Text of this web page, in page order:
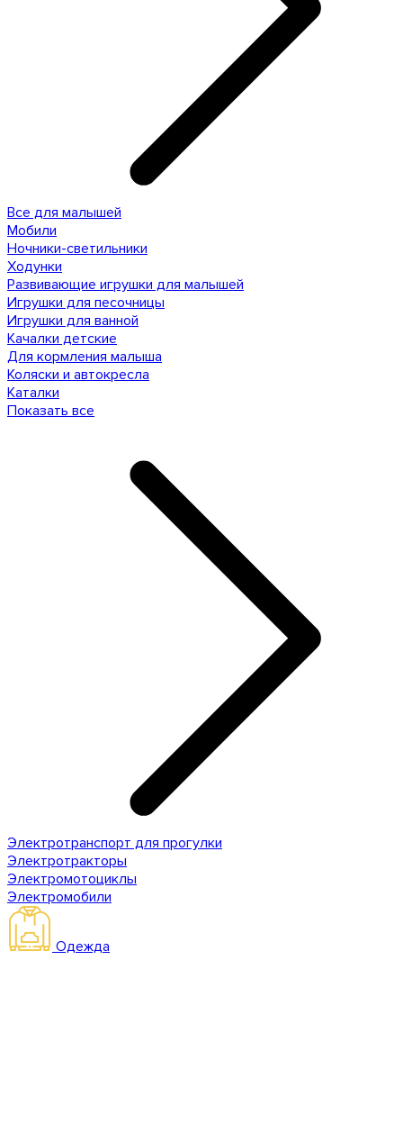
Все для малышей
Мобили
Ночники-светильники
Ходунки
Развивающие игрушки для малышей
Игрушки для песочницы
Игрушки для ванной
Качалки детские
Для кормления малыша
Коляски и автокресла
Каталки
Показать все
Электротранспорт для прогулки
Электротракторы
Электромотоциклы
Электромобили
Одежда